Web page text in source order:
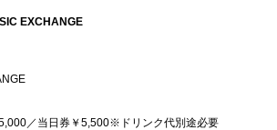
EXCHANGE
／当日券￥5,500※ドリンク代別途必要